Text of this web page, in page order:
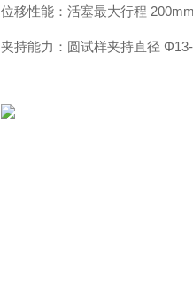
位移性能：活塞最大行程
夹持能力：圆试样夹持直径